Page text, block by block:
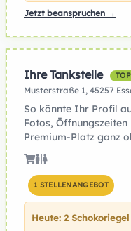
Jetzt beanspruchen →
Ihre Tankstelle
Musterstraße 1, 45257
So könnte Ihr Profil
Fotos,
Premium-Platz ganz
1 STELLENANGEBOT
Heute: 2